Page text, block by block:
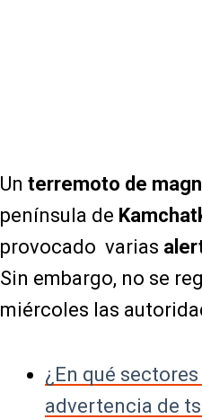
Un terremoto de
península de
provocado varias
Sin embargo, no se
miércoles las
¿En qué
advertencia de